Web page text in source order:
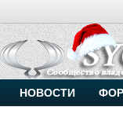
Внимание, новые
Основное
Присоединяйтесь.
Чип-
НОВОСТИ